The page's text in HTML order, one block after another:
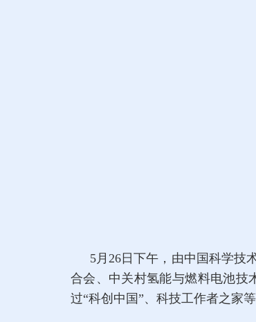
5月26日下午，由中国科学技
合会、中关村氢能与燃料电池技
过“科创中国”、科技工作者之家